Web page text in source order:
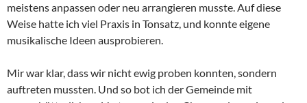
meistens anpassen oder neu arrangieren musste. Auf diese
Weise hatte ich viel Praxis in Tonsatz, und konnte eigene
musikalische Ideen ausprobieren.
Mir war klar, dass wir nicht ewig proben konnten, sondern
auftreten mussten. Und so bot ich der Gemeinde mit